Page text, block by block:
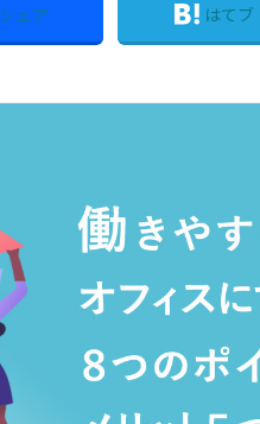
シェア はてブ